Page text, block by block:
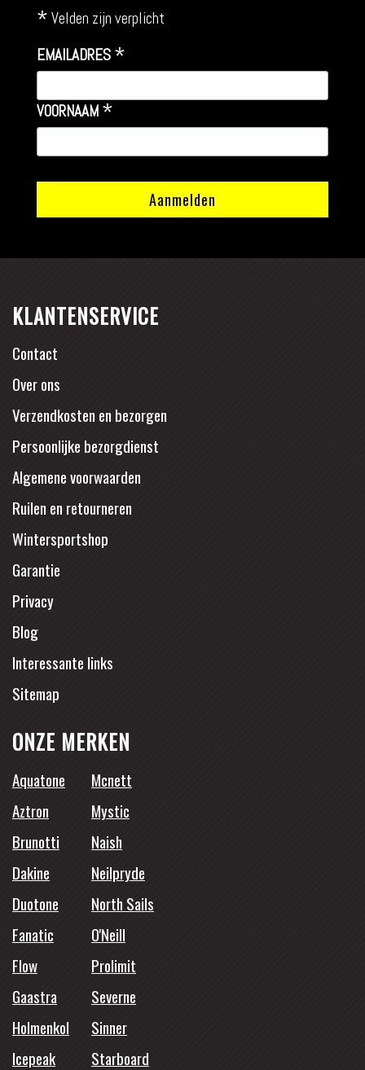
* Velden zijn verplicht
EMAILADRES *
VOORNAAM *
KLANTENSERVICE
Contact
Over ons
Verzendkosten en bezorgen
Persoonlijke bezorgdienst
Algemene voorwaarden
Ruilen en retourneren
Wintersportshop
Garantie
Privacy
Blog
Interessante links
Sitemap
ONZE MERKEN
Aquatone
Mcnett
Aztron
Mystic
Brunotti
Naish
Dakine
Neilpryde
Duotone
North Sails
Fanatic
O'Neill
Flow
Prolimit
Gaastra
Severne
Holmenkol
Sinner
Icepeak
Starboard